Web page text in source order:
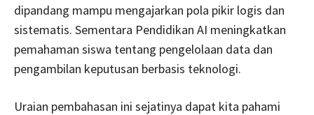
dipandang mampu mengajarkan pola pikir logis dan
sistematis. Sementara Pendidikan AI meningkatkan
pemahaman siswa tentang pengelolaan data dan
pengambilan keputusan berbasis teknologi.
Uraian pembahasan ini sejatinya dapat kita pahami